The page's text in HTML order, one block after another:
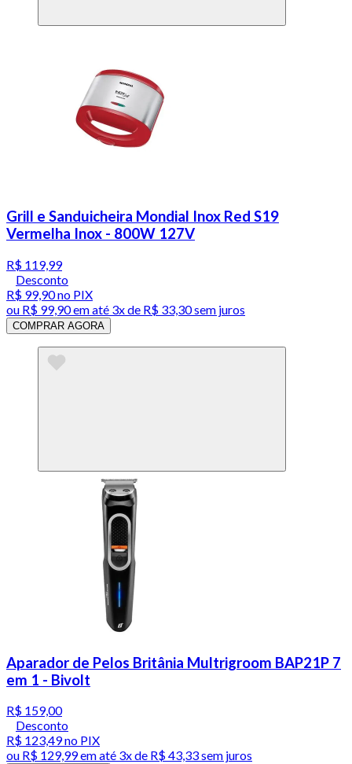
Grill e Sanduicheira Mondial Inox Red S19
Vermelha Inox - 800W 127V
R$ 119,99
Desconto
R$ 99,90no PIX
ou R$ 99,90em até 3x de R$ 33,30 sem juros
COMPRAR AGORA
Aparador de Pelos Britânia Multrigroom BAP21P 7
em 1 - Bivolt
R$ 159,00
Desconto
R$ 123,49no PIX
ou R$ 129,99em até 3x de R$ 43,33 sem juros